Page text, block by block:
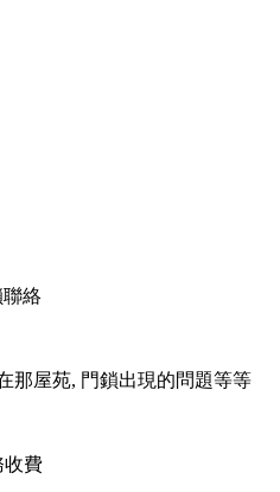
聯絡
那屋苑, 門鎖出現的問題等等
收費